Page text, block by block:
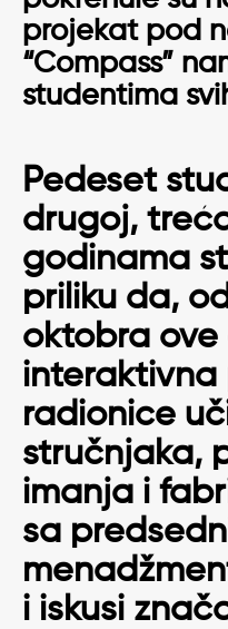
projekat pod
“Compass”
studentima
Pedeset
drugoj,
godinama
priliku da,
oktobra ove
interaktivna
radionice
stručnjaka,
imanja i
sa
i iskusi